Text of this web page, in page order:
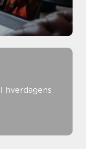
hverdagens